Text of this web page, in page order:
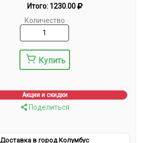
Итого: 1230.00
Количество
Купить
Акции и скидки
Поделиться
Доставка в город Колумбус